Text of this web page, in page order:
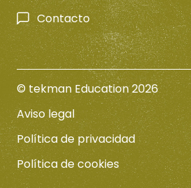
Contacto
© tekman Education 2026
Aviso legal
Política de privacidad
Política de cookies